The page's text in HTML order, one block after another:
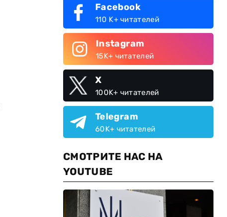
Facebook
110 K+ читателей
Instagram
15K+ читателей
X
100K+ читателей
Telegram
60K+ читателей
СМОТРИТЕ НАС НА
YOUTUBE